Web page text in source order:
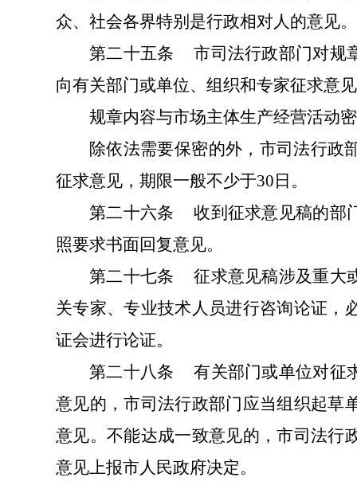
众、社会各界特别是行政相对人的意见
第二十五条
市司法行政部门对规
向有关部门或单位、组织和专家征求意
规章内容与市场主体生产经营活动
除依法需要保密的外，市司法行政
征求意见，期限一般不少于30日。
第二十六条
收到征求意见稿的部
照要求书面回复意见。
第二十七条
征求意见稿涉及重大
关专家、专业技术人员进行咨询论证，
证会进行论证。
第二十八条
有关部门或单位对征
意见的，市司法行政部门应当组织起草
意见。不能达成一致意见的，市司法行
意见上报市人民政府决定。